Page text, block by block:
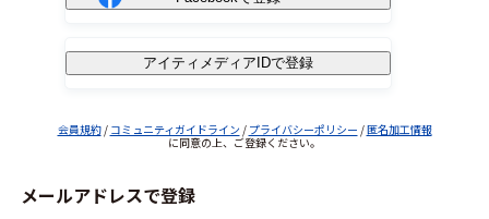
アイティメディアIDで登録
会員規約/ コミュニティガイドライン / プライバシーポリシー /匿名加工情報
に同意の上、ご登録ください。
メールアドレスで登録